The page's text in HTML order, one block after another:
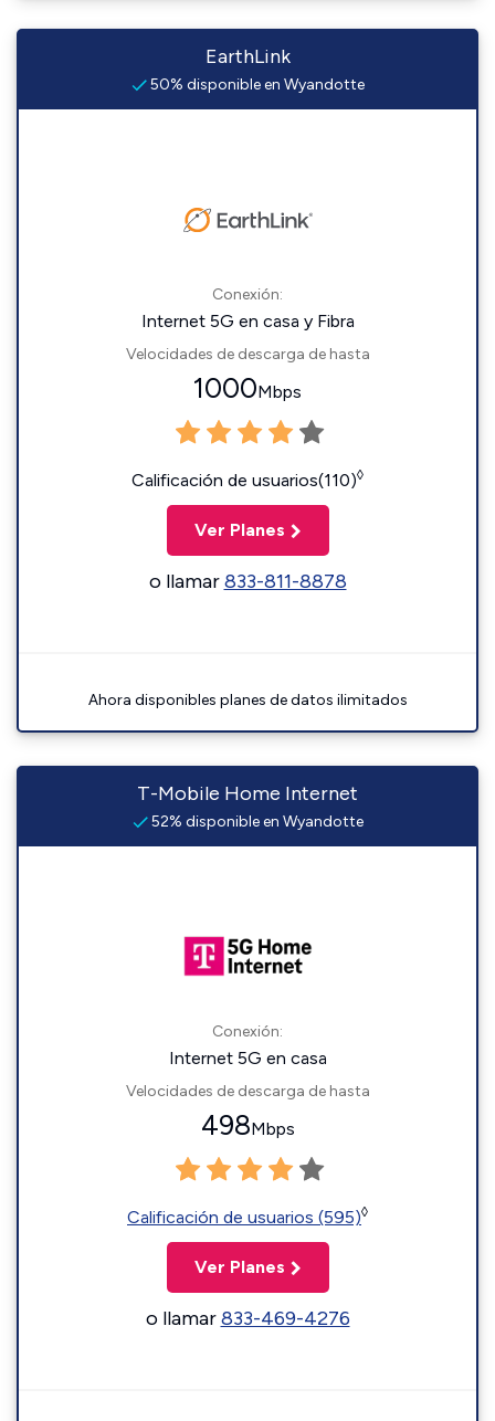
EarthLink
50% disponible en Wyandotte
Conexión:
Internet 5G en casa y Fibra
Velocidades de descarga de hasta
1000Mbps
Calificación de usuarios(110)◊
Ver Planes
o llamar833-811-8878
Ahora disponibles planes de datos ilimitados
T-Mobile Home Internet
52% disponible en Wyandotte
Conexión:
Internet 5G en casa
Velocidades de descarga de hasta
498Mbps
Calificación de usuarios (595)◊
Ver Planes
o llamar833-469-4276